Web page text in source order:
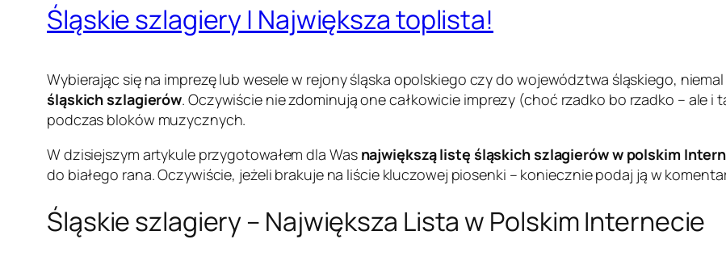
Śląskie szlagiery | Największa toplista!
Wybierając się na imprezę lub wesele w rejony śląska opolskiego czy do województwa śląskiego,
śląskich szlagierów. Oczywiście nie zdominują one całkowicie imprezy (choć rzadko bo rzadko – ale i
podczas bloków muzycznych.
W dzisiejszym artykule przygotowałem dla Was największą listę śląskich szlagierów w polskim
do białego rana. Oczywiście, jeżeli brakuje na liście kluczowej piosenki – koniecznie podaj ją w
Śląskie szlagiery – Największa Lista w Polskim Internecie